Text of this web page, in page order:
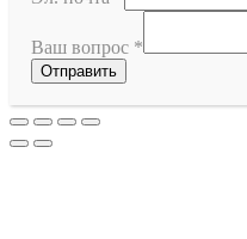
Ваш вопрос *
Отправить